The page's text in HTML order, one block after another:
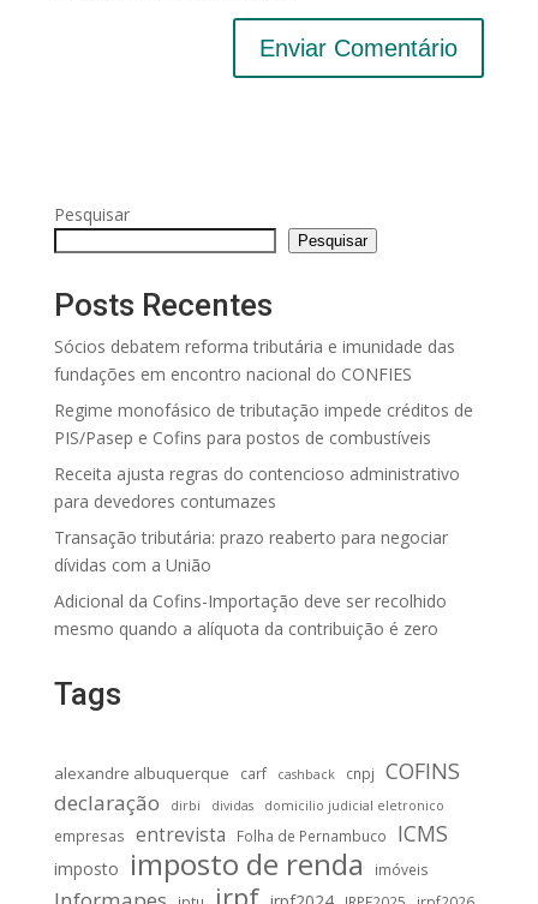
Pesquisar
Pesquisar
Posts Recentes
Sócios debatem reforma tributária e imunidade das
fundações em encontro nacional do CONFIES
Regime monofásico de tributação impede créditos de
PIS/Pasep e Cofins para postos de combustíveis
Receita ajusta regras do contencioso administrativo
para devedores contumazes
Transação tributária: prazo reaberto para negociar
dívidas com a União
Adicional da Cofins-Importação deve ser recolhido
mesmo quando a alíquota da contribuição é zero
Tags
alexandre albuquerque carf cashback cnpj COFINS
declaração dirbi dividas domicilio judicial eletronico
empresas entrevista Folha de Pernambuco ICMS
imposto imposto de renda imóveis